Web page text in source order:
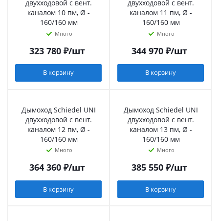
двухходовой с вент.
каналом 10 пм, Ø -
160/160 мм
Много
323 780₽/шт
В корзину
двухходовой с вент.
каналом 11 пм, Ø -
160/160 мм
Много
344 970₽/шт
В корзину
Дымоход Schiedel UNI
двухходовой с вент.
каналом 12 пм, Ø -
160/160 мм
Много
364 360₽/шт
В корзину
Дымоход Schiedel UNI
двухходовой с вент.
каналом 13 пм, Ø -
160/160 мм
Много
385 550₽/шт
В корзину